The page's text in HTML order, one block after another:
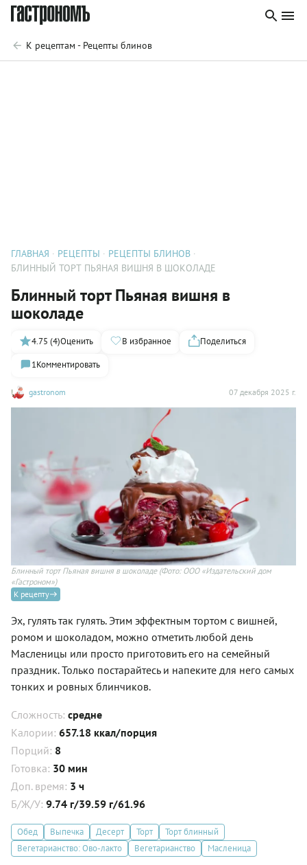
К рецептам - Рецепты блинов
ГЛАВНАЯ РЕЦЕПТЫ
РЕЦЕПТЫ БЛИНОВ
БЛИННЫЙ ТОРТ ПЬЯНАЯ ВИШНЯ В ШОКОЛАДЕ
Блинный торт Пьяная вишня в
шоколаде
gastronom 07 декабря 2025 г.
4.75 (4)Оценить В избранное
Поделиться
1Комментировать
Блинный торт Пьяная вишня в шоколаде(Фото: ООО «Издательский дом
«Гастроном»)
К рецепту
Эх, гулять так гулять. Этим эффектным тортом с вишней,
ромом и шоколадом, можно отметить любой день
Масленицы или просто приготовить его на семейный
праздник. Только постарайтесь и напеките для него самых
тонких и ровных блинчиков.
Сложность: средне
Калории: 657.18 ккал/порция
Порций: 8
Готовка: 30 мин
Доп. время: 3 ч
Б/Ж/У: 9.74 г/39.59 г/61.96
Обед Выпечка Десерт Торт
Торт блинный
Вегетарианство: Ово-лакто
Вегетарианство Масленица